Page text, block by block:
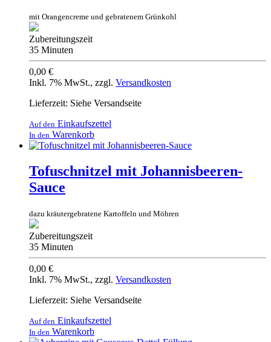
mit Orangencreme und gebratenem Grünkohl
Zubereitungszeit
35 Minuten
0,00 €
Inkl. 7% MwSt., zzgl. Versandkosten
Lieferzeit: Siehe Versandseite
Auf den Einkaufszettel
In den Warenkorb
Tofuschnitzel mit Johannisbeeren-
Sauce
dazu kräutergebratene Kartoffeln und Möhren
Zubereitungszeit
35 Minuten
0,00 €
Inkl. 7% MwSt., zzgl. Versandkosten
Lieferzeit: Siehe Versandseite
Auf den Einkaufszettel
In den Warenkorb